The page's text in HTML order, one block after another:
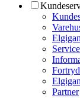
Partner